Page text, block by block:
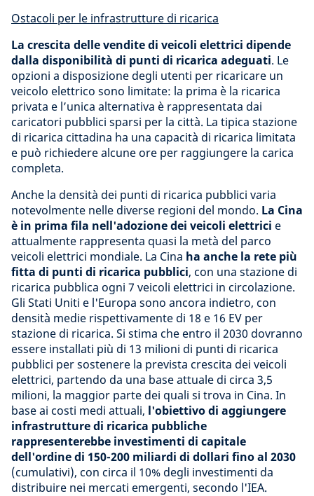
Ostacoli per le infrastrutture di ricarica
La crescita delle vendite di veicoli elettrici dipende
dalla disponibilità di punti di ricarica adeguati. Le
opzioni a disposizione degli utenti per ricaricare un
veicolo elettrico sono limitate: la prima è la ricarica
privata e l’unica alternativa è rappresentata dai
caricatori pubblici sparsi per la città. La tipica stazione
di ricarica cittadina ha una capacità di ricarica limitata
e può richiedere alcune ore per raggiungere la carica
completa.
Anche la densità dei punti di ricarica pubblici varia
notevolmente nelle diverse regioni del mondo. La Cina
è in prima fila nell'adozione dei veicoli elettrici e
attualmente rappresenta quasi la metà del parco
veicoli elettrici mondiale. La Cina ha anche la rete più
fitta di punti di ricarica pubblici, con una stazione di
ricarica pubblica ogni 7 veicoli elettrici in circolazione.
Gli Stati Uniti e l'Europa sono ancora indietro, con
densità medie rispettivamente di 18 e 16 EV per
stazione di ricarica. Si stima che entro il 2030 dovranno
essere installati più di 13 milioni di punti di ricarica
pubblici per sostenere la prevista crescita dei veicoli
elettrici, partendo da una base attuale di circa 3,5
milioni, la maggior parte dei quali si trova in Cina. In
base ai costi medi attuali, l'obiettivo di aggiungere
infrastrutture di ricarica pubbliche
rappresenterebbe investimenti di capitale
dell'ordine di 150-200 miliardi di dollari fino al 2030
(cumulativi), con circa il 10% degli investimenti da
distribuire nei mercati emergenti, secondo l'IEA.